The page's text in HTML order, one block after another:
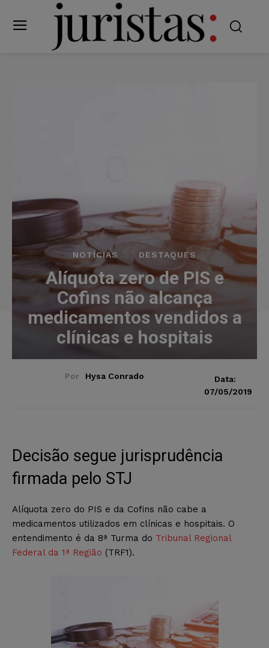
NOTÍCIAS DESTAQUES
Alíquota zero de PIS e
Cofins não alcança
medicamentos vendidos a
clínicas e hospitais
Por Hysa Conrado
Data:
07/05/2019
Decisão segue jurisprudência
firmada pelo STJ
Alíquota zero do PIS e da Cofins não cabe a
medicamentos utilizados em clínicas e hospitais. O
entendimento é da 8ª Turma do Tribunal Regional
Federal da 1ª Região (TRF1).